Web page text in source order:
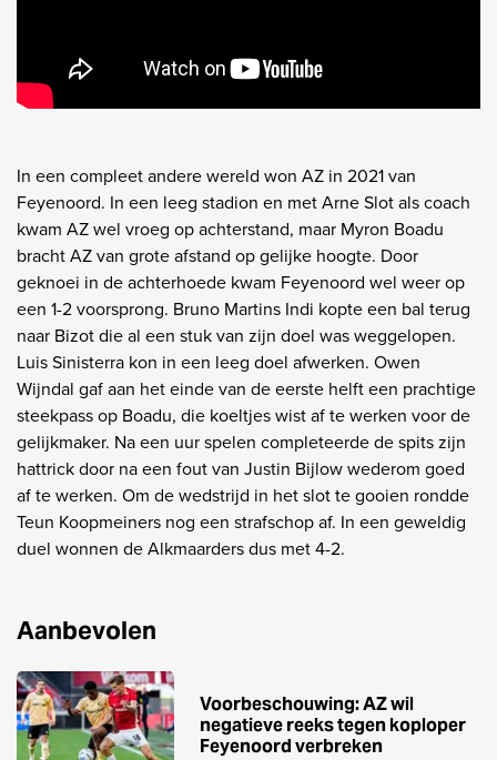
In een compleet andere wereld won AZ in 2021 van
Feyenoord. In een leeg stadion en met Arne Slot als coach
kwam AZ wel vroeg op achterstand, maar Myron Boadu
bracht AZ van grote afstand op gelijke hoogte. Door
geknoei in de achterhoede kwam Feyenoord wel weer op
een 1-2 voorsprong. Bruno Martins Indi kopte een bal terug
naar Bizot die al een stuk van zijn doel was weggelopen.
Luis Sinisterra kon in een leeg doel afwerken. Owen
Wijndal gaf aan het einde van de eerste helft een prachtige
steekpass op Boadu, die koeltjes wist af te werken voor de
gelijkmaker. Na een uur spelen completeerde de spits zijn
hattrick door na een fout van Justin Bijlow wederom goed
af te werken. Om de wedstrijd in het slot te gooien rondde
Teun Koopmeiners nog een strafschop af. In een geweldig
duel wonnen de Alkmaarders dus met 4-2.
Aanbevolen
Voorbeschouwing: AZ wil
negatieve reeks tegen koploper
Feyenoord verbreken